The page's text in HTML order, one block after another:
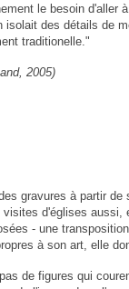
le besoin d'aller
isolait des détails de
traditionelle."
2005)
gravures à partir
d'églises aussi,
- une
à son art, elle
de figures qui